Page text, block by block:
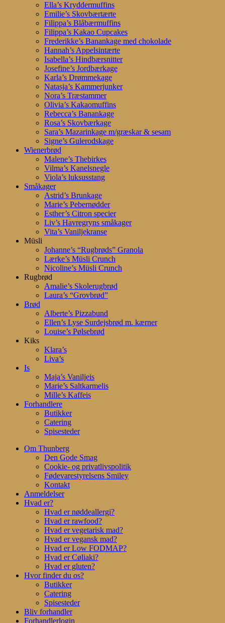
Ella’s Kryddermuffins
Emilie’s Skovbærtærte
Filippa’s Blåbærmuffins
Filippa’s Kakao Cupcakes
Frederikke’s Banankage med chokolade
Hannah’s Appelsintærte
Isabella’s Hindbærsnitter
Josefine’s Jordbærkage
Karla’s Drømmekage
Natasja’s Kammerjunker
Nora’s Træstammer
Olivia’s Kakaomuffins
Rebecca’s Banankage
Rosa’s Skovbærkage
Sara’s Mazarinkage m/græskar & sesam
Signe’s Gulerodskage
Wienerbrød
Malene’s Thebirkes
Vilma’s Kanelsnegle
Viola’s luksusstang
Småkager
Astrid’s Brunkage
Marie’s Pebernødder
Esther’s Citron specier
Liv’s Havregryns småkager
Vita’s Vaniljekranse
Müsli
Johanne’s “Rugbrøds” Granola
Lærke’s Müsli Crunch
Nicoline’s Müsli Crunch
Rugbrød
Amalie’s Skolerugbrød
Laura’s “Grovbrød”
Brød
Alberte’s Pizzabund
Ellen’s Lyse Surdejsbrød m. kærner
Louise’s Pølsebrød
Kiks
Klara’s
Liva’s
Is
Maja’s Vaniljeis
Marie’s Saltkarmelis
Mille’s Kaffeis
Forhandlere
Butikker
Catering
Spisesteder
Om Thunberg
Den Gode Smag
Cookie- og privatlivspolitik
Fødevarestyrelsens Smiley
Kontakt
Anmeldelser
Hvad er?
Hvad er nøddeallergi?
Hvad er rawfood?
Hvad er vegetarisk mad?
Hvad er vegansk mad?
Hvad er Low FODMAP?
Hvad er Cøliaki?
Hvad er gluten?
Hvor finder du os?
Butikker
Catering
Spisesteder
Bliv forhandler
Forhandlerlogin